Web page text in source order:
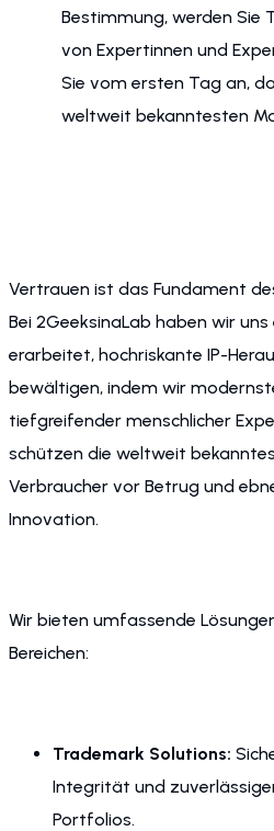
Bestimmung, werden Sie
von Expertinnen und
Sie vom ersten Tag an,
weltweit bekanntesten
Vertrauen ist das Fundament
Bei 2GeeksinaLab haben wir
erarbeitet, hochriskante IP-
bewältigen, indem wir
tiefgreifender menschlicher
schützen die weltweit
Verbraucher vor Betrug und
Innovation.
Wir bieten umfassende
Bereichen:
Trademark Solutions:
Integrität und
Portfolios.